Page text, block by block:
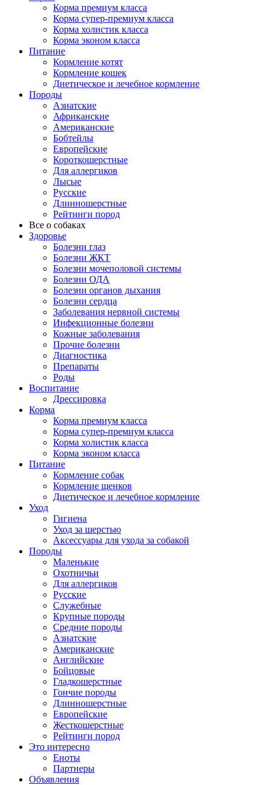
Корма премиум класса
Корма супер-премиум класса
Корма холистик класса
Корма эконом класса
Питание
Кормление котят
Кормление кошек
Диетическое и лечебное кормление
Породы
Азиатские
Африканские
Американские
Бобтейлы
Европейские
Короткошерстные
Для аллергиков
Лысые
Русские
Длинношерстные
Рейтинги пород
Все о собаках
Здоровье
Болезни глаз
Болезни ЖКТ
Болезни мочеполовой системы
Болезни ОДА
Болезни органов дыхания
Болезни сердца
Заболевания нервной системы
Инфекционные болезни
Кожные заболевания
Прочие болезни
Диагностика
Препараты
Роды
Воспитание
Дрессировка
Корма
Корма премиум класса
Корма супер-премиум класса
Корма холистик класса
Корма эконом класса
Питание
Кормление собак
Кормление щенков
Диетическое и лечебное кормление
Уход
Гигиена
Уход за шерстью
Аксессуары для ухода за собакой
Породы
Маленькие
Охотничьи
Для аллергиков
Русские
Служебные
Крупные породы
Средние породы
Азиатские
Американские
Английские
Бойцовые
Гладкошерстные
Гончие породы
Длинношерстные
Европейские
Жесткошерстные
Рейтинги пород
Это интересно
Еноты
Партнеры
Объявления